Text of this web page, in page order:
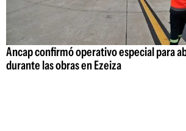
Ancap confirmó operativo especial para
durante las obras en Ezeiza